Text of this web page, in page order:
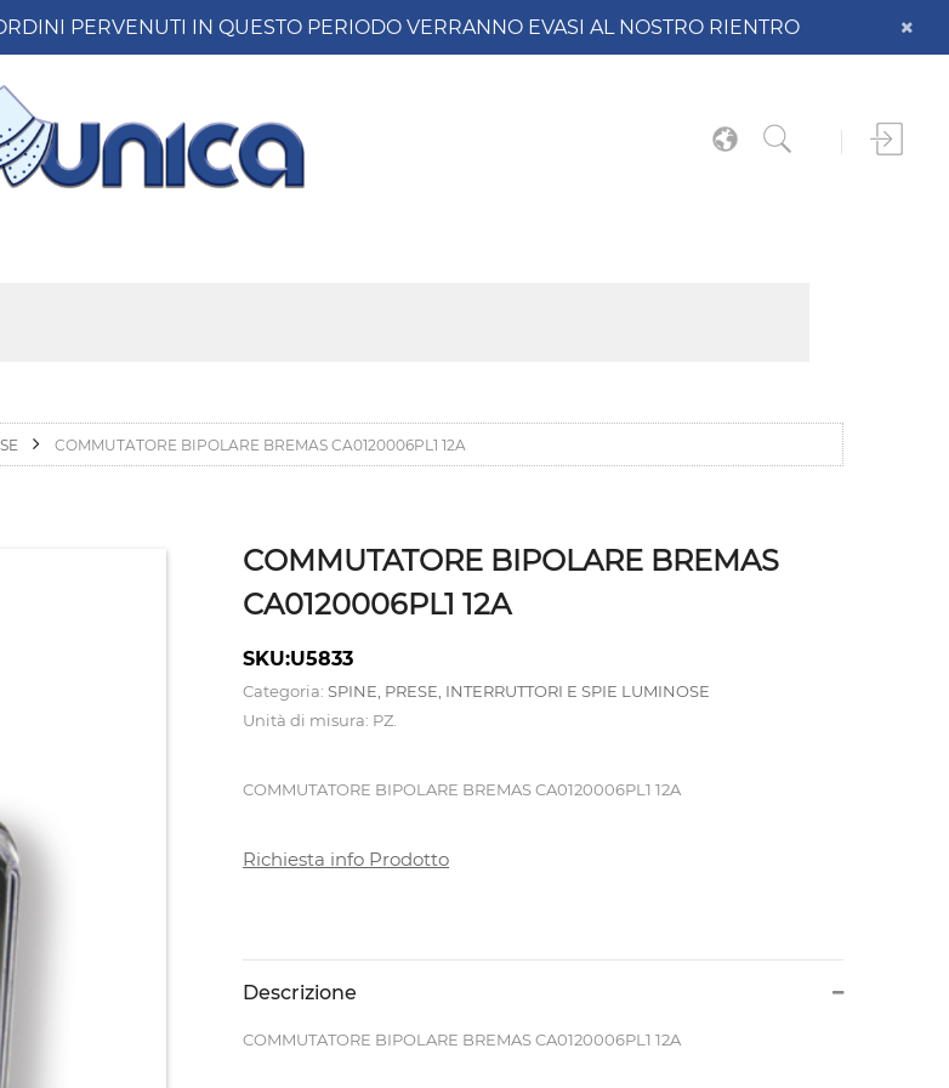
PERVENUTI IN QUESTO PERIODO VERRANNO EVASI AL NOSTRO RIENTRO
COMMUTATORE BIPOLARE BREMAS CA0120006PL1 12A
COMMUTATORE BIPOLARE BREMAS
CA0120006PL1 12A
SKU:U5833
Categoria:SPINE, PRESE, INTERRUTTORI E SPIE LUMINOSE
Unità di misura: PZ.
COMMUTATORE BIPOLARE BREMAS CA0120006PL1 12A
Richiesta info Prodotto
Descrizione
COMMUTATORE BIPOLARE BREMAS CA0120006PL1 12A